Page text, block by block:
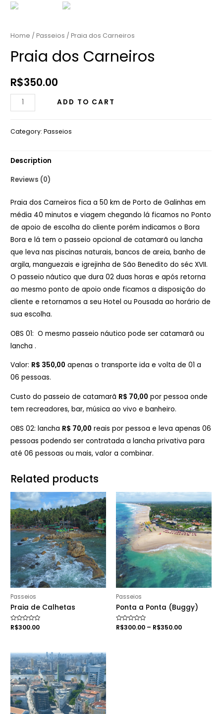
Home /Passeios / Praia dos Carneiros
Praia dos Carneiros
R$350.00
Praia
dos
quantity
ADD TO CART
Category:Passeios
Description
Reviews (0)
Praia dos Carneiros fica a 50 km de Porto de Galinhas em
média 40 minutos e viagem chegando lá ficamos no Ponto
de apoio de escolha do cliente porém indicamos o Bora
Bora e lá tem o passeio opcional de catamarã ou lancha
que leva nas piscinas naturais, bancos de areia, banho de
argila, manguezais e igrejinha de São Benedito do séc XVII.
O passeio náutico que dura 02 duas horas e após retorna
ao mesmo ponto de apoio onde ficamos a disposição do
cliente e retornamos a seu Hotel ou Pousada ao horário de
sua escolha.
OBS 01: O mesmo passeio náutico pode ser catamarã ou
lancha .
Valor: R$ 350,00 apenas o transporte ida e volta de 01 a
06 pessoas.
Custo do passeio de catamarã R$ 70,00 por pessoa onde
tem recreadores, bar, música ao vivo e banheiro.
OBS 02: lancha R$ 70,00 reais por pessoa e leva apenas 06
pessoas podendo ser contratada a lancha privativa para
até 06 pessoas ou mais, valor a combinar.
Related products
Passeios
Praia de Calhetas
Rated
R$300.00
Passeios
Ponta a Ponta (Buggy)
Rated
R$300.00 – R$350.00